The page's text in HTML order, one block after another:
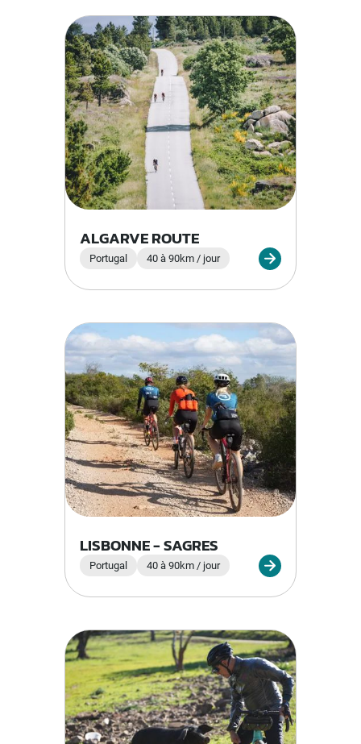
ALGARVE ROUTE
Portugal 40 à 90km / jour
LISBONNE - SAGRES
Portugal 40 à 90km / jour